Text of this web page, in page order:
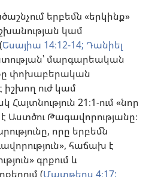
երբեմն «երկինք»
կամ
Եսայիա 14։12-14; Դանիել
մարգարեական
փոխաբերական
ուժ կամ
Հայտնություն 21։1-ում «նոր
Աստծու Թագավորությանը։
որը երբեմն
հաճախ է
գրքում և
(Մատթեոս 4։17;